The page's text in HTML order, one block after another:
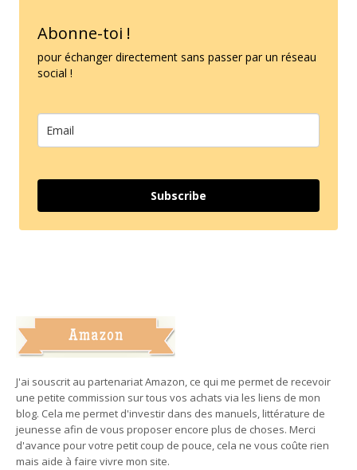
Abonne-toi !
pour échanger directement sans passer par un réseau
social !
Subscribe
J'ai souscrit au partenariat Amazon, ce qui me permet de recevoir
une petite commission sur tous vos achats via les liens de mon
blog. Cela me permet d'investir dans des manuels, littérature de
jeunesse afin de vous proposer encore plus de choses. Merci
d'avance pour votre petit coup de pouce, cela ne vous coûte rien
mais aide à faire vivre mon site.